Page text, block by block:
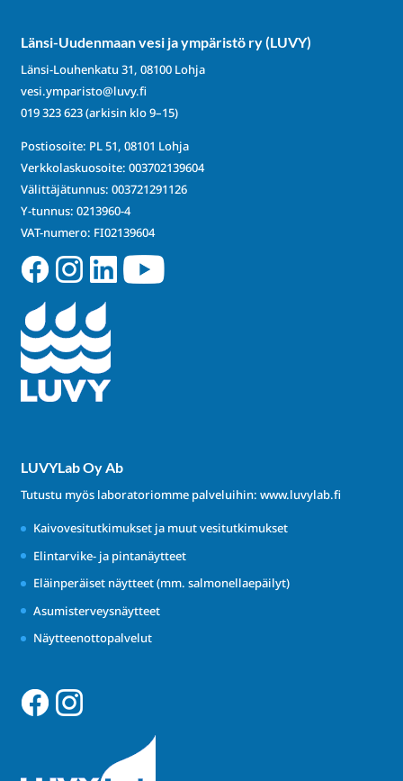
Länsi-Uudenmaan vesi ja ympäristö ry (LUVY)
Länsi-Louhenkatu 31, 08100 Lohja
vesi.ymparisto@luvy.fi
019 323 623(arkisin klo 9–15)
Postiosoite: PL 51, 08101 Lohja
Verkkolaskuosoite: 003702139604
Välittäjätunnus: 003721291126
Y-tunnus: 0213960-4
VAT-numero: FI02139604
LUVYLab Oy Ab
Tutustu myös laboratoriomme palveluihin: www.luvylab.fi
Kaivovesitutkimukset ja muut vesitutkimukset
Elintarvike- ja pintanäytteet
Eläinperäiset näytteet (mm. salmonellaepäilyt)
Asumisterveysnäytteet
Näytteenottopalvelut